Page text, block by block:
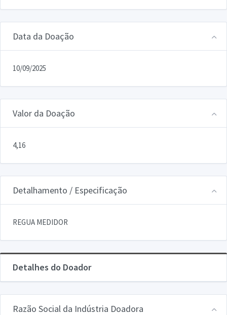
Data da Doação
10/09/2025
Valor da Doação
4,16
Detalhamento / Especificação
REGUA MEDIDOR
Detalhes do Doador
Razão Social da Indústria Doadora